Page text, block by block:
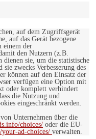
auf dem Zugriffsgerät
auf das Gerät bezogene
einem der
den Nutzern (z.B.
sie, um die statistische
zwecks Verbesserung des
können auf den Einsatz der
verfügen eine Option mit
oder komplett verhindert
die Nutzung und
eingeschränkt werden.
Unternehmen über die
choices/ oder die EU-
ad-choices/ verwalten.